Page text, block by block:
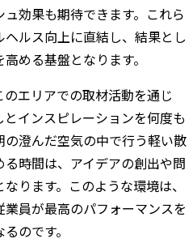
効果も期待できます。これら
ルス向上に直結し、結果とし
める基盤となります。
エリアでの取材活動を通じ
インスピレーションを何度も
澄んだ空気の中で行う軽い散
時間は、アイデアの創出や問
ります。このような環境は、
員が最高のパフォーマンスを
のです。